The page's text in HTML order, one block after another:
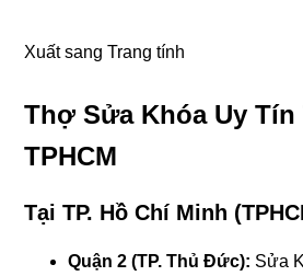
Xuất sang Trang tính
Thợ Sửa Khóa Uy Tín
TPHCM
Tại TP. Hồ Chí Minh
Quận 2 (TP. Thủ Đức): Sửa